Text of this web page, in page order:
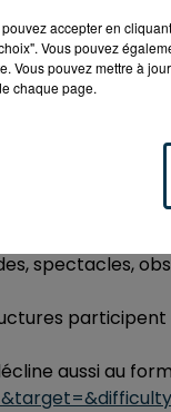
les sciences
expérimenté-
: projections
spectacles,
participent
aussi au
accepter en
Vous pouvez
Vous pouvez mettre à
chaque page.